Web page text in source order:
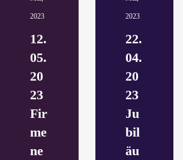
2023
12.
05.
20
23
Fir
me
ne
2023
22.
04.
20
23
Ju
bil
äu